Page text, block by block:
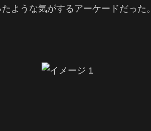
ような気がするアーケードだった。